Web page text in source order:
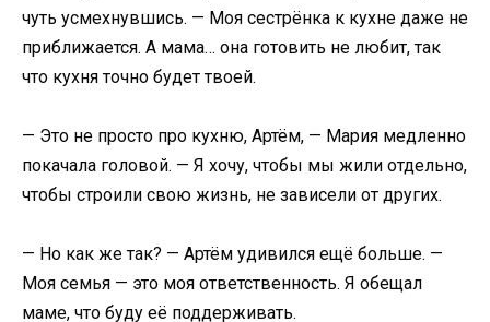
чуть усмехнувшись. — Моя сестрёнка к кухне даже не
приближается. А мама… она готовить не любит, так
что кухня точно будет твоей.
— Это не просто про кухню, Артём, — Мария медленно
покачала головой. — Я хочу, чтобы мы жили отдельно,
чтобы строили свою жизнь, не зависели от других.
— Но как же так? — Артём удивился ещё больше. —
Моя семья — это моя ответственность. Я обещал
маме, что буду её поддерживать.